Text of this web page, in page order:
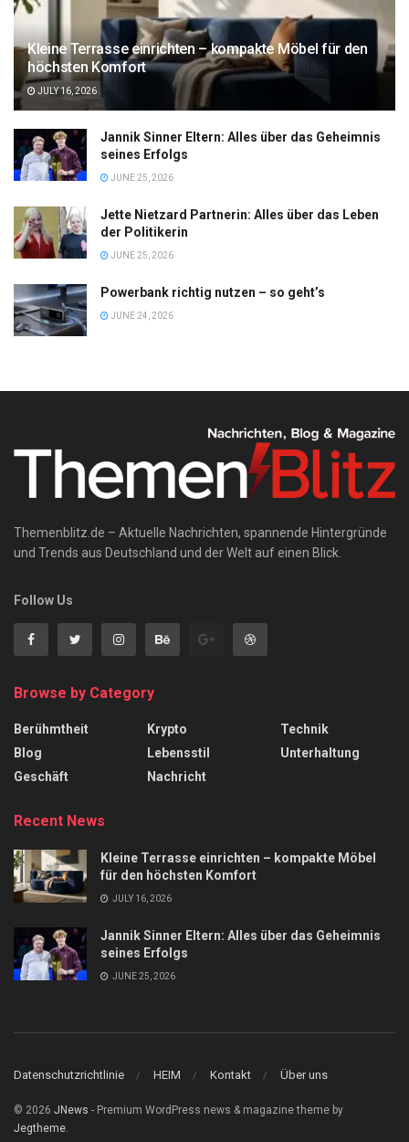
Kleine Terrasse einrichten – kompakte Möbel für den
höchsten Komfort
JULY 16, 2026
Jannik Sinner Eltern: Alles über das Geheimnis
seines Erfolgs
JUNE 25, 2026
Jette Nietzard Partnerin: Alles über das Leben
der Politikerin
JUNE 25, 2026
Powerbank richtig nutzen – so geht’s
JUNE 24, 2026
Themenblitz.de – Aktuelle Nachrichten, spannende Hintergründe
und Trends aus Deutschland und der Welt auf einen Blick.
Follow Us
Browse by Category
Berühmtheit
Blog
Geschäft
Krypto
Lebensstil
Nachricht
Technik
Unterhaltung
Recent News
Kleine Terrasse einrichten – kompakte Möbel
für den höchsten Komfort
JULY 16, 2026
Jannik Sinner Eltern: Alles über das Geheimnis
seines Erfolgs
JUNE 25, 2026
Datenschutzrichtlinie HEIM Kontakt Über uns
© 2026 JNews - Premium WordPress news & magazine theme by
Jegtheme.